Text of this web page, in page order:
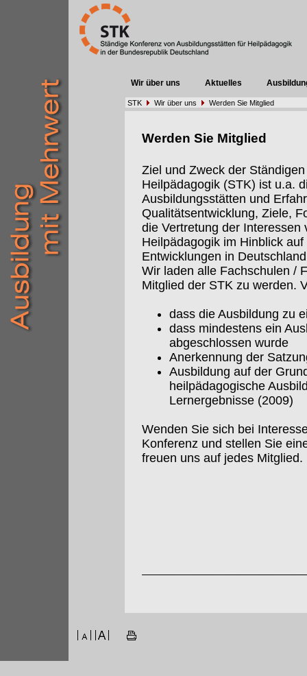
Wir über uns Aktuelles
STK Wir über uns Werden Sie Mitglied
Werden Sie Mitglied
Ziel und Zweck der
Heilpädagogik (STK) ist u.a.
Ausbildungsstätten und
Qualitätsentwicklung, Ziele,
die Vertretung der Interessen
Heilpädagogik im Hinblick
Entwicklungen in
Wir laden alle Fachschulen /
Mitglied der STK zu werden.
dass die Ausbildung zu
dass mindestens ein
abgeschlossen wurde
Anerkennung der
Ausbildung auf der
heilpädagogische
Lernergebnisse (2009)
Wenden Sie sich bei
Konferenz und stellen Sie
freuen uns auf jedes Mitglied.